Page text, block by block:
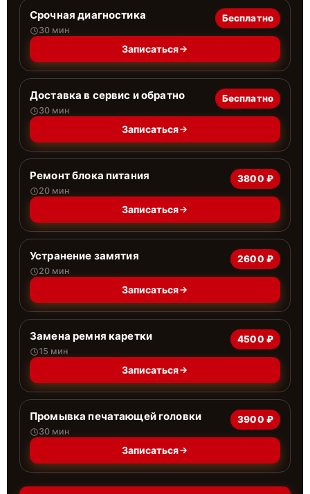
Срочная диагностика
30 мин
Бесплатно
Записаться
Доставка в сервис и обратно
30 мин
Бесплатно
Записаться
Ремонт блока питания
20 мин
3800 ₽
Записаться
Устранение замятия
20 мин
2600 ₽
Записаться
Замена ремня каретки
15 мин
4500 ₽
Записаться
Промывка печатающей головки
30 мин
3900 ₽
Записаться